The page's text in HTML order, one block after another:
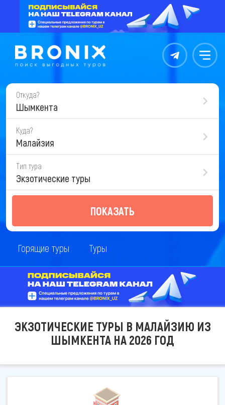
Контакты Меню
Откуда?
Шымкента
Куда?
Малайзия
Тип тура
Экзотические туры
ПОКАЗАТЬ
Горящие туры Туры
ЭКЗОТИЧЕСКИЕ ТУРЫ В МАЛАЙЗИЮ ИЗ
ШЫМКЕНТА НА 2026 ГОД